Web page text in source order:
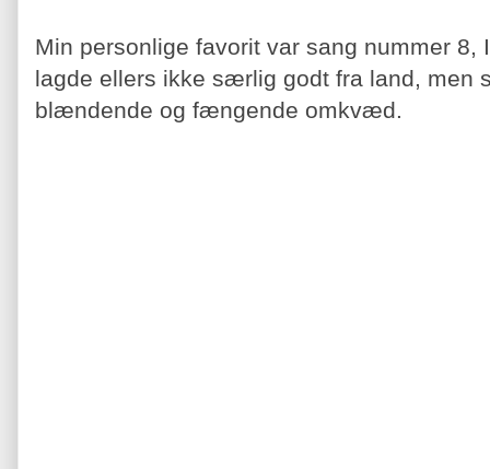
Min personlige favorit var sang nummer 8,
lagde ellers ikke særlig godt fra land, men
blændende og fængende omkvæd.